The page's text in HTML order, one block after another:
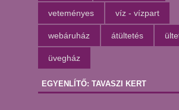
veteményes víz - vízpart
webáruház átültetés
üvegház
EGYENLÍTŐ: TAVASZI KERT